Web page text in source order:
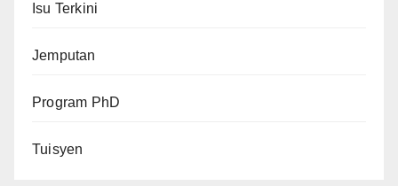
Isu Terkini
Jemputan
Program PhD
Tuisyen